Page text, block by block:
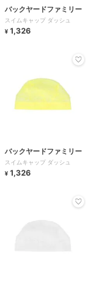
バックヤードファミリー
スイムキャップ ダッシュ
¥ 1,326
バックヤードファミリー
スイムキャップ ダッシュ
¥ 1,326